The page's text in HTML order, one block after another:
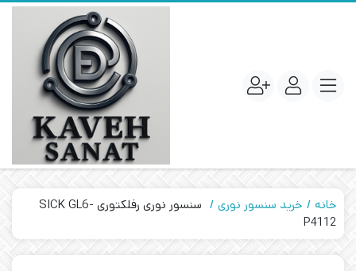
خانه خرید سنسور نوری
سنسور نوری رفلکتوری SICK GL6-
P4112